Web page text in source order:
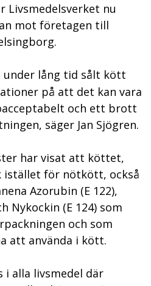
Livsmedelsverket nu
mot företagen till
under lång tid sålt kött
på att det kan vara
och ett brott
säger Jan Sjögren.
har visat att köttet,
för nötkött, också
Azorubin (E 122),
Nykockin (E 124) som
och som
att använda i kött.
i alla livsmedel där